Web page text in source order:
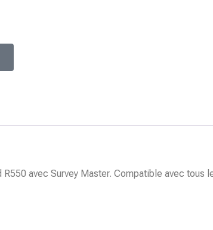
avec Survey Master. Compatible avec